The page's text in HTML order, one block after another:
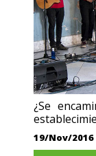
¿Se
19/Nov/2016